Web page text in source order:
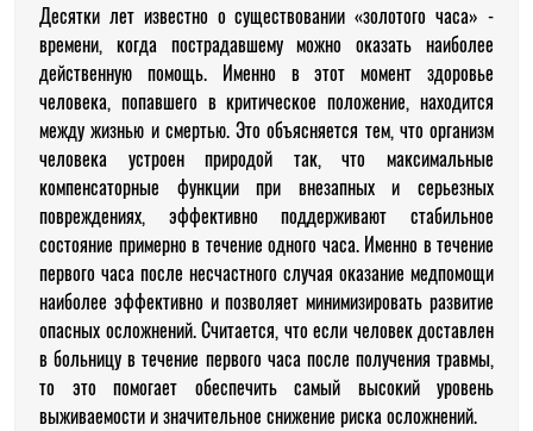
Десятки лет известно о существовании «золотого часа» -
времени, когда пострадавшему можно оказать наиболее
действенную помощь. Именно в этот момент здоровье
человека, попавшего в критическое положение, находится
между жизнью и смертью. Это объясняется тем, что организм
человека устроен природой так, что максимальные
компенсаторные функции при внезапных и серьезных
повреждениях, эффективно поддерживают стабильное
состояние примерно в течение одного часа. Именно в течение
первого часа после несчастного случая оказание медпомощи
наиболее эффективно и позволяет минимизировать развитие
опасных осложнений. Считается, что если человек доставлен
в больницу в течение первого часа после получения травмы,
то это помогает обеспечить самый высокий уровень
выживаемости и значительное снижение риска осложнений.